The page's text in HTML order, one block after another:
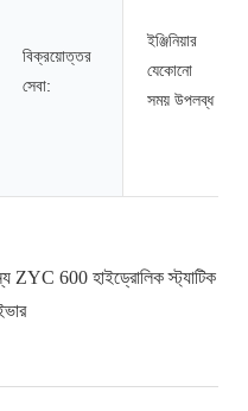
বিক্রয়োত্তর
সেবা:
ইঞ্জিনিয়ার
যেকোনো
সময় উপলব্ধ
ZYC 600 হাইড্রোলিক স্ট্যাটিক